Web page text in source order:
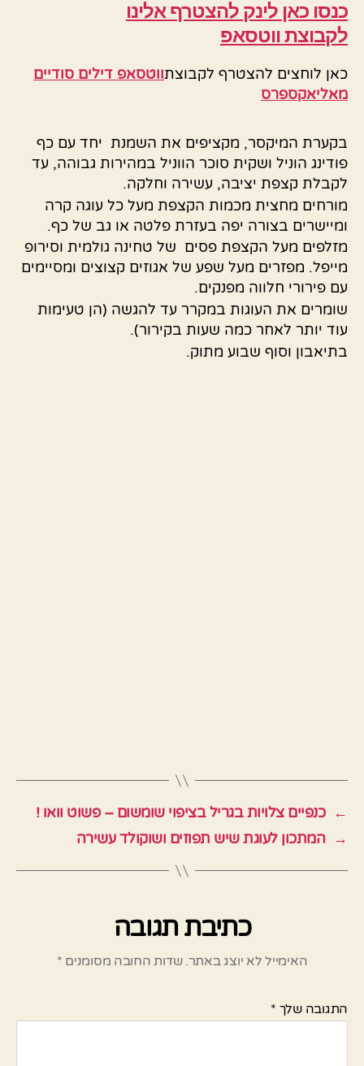
כנסו כאן לינק להצטרףאלינו
לקבוצת ווטסאפ
כאן לוחצים להצטרף לקבוצתווטסאפ דילים סודיים
מאליאקספרס
בקערת המיקסר, מקציפים את השמנת יחד עם כף
פודינג הוניל ושקית סוכר הווניל במהירות גבוהה, עד
לקבלת קצפת יציבה, עשירה וחלקה.
מורחים מחצית מכמות הקצפת מעל כל עוגה קרה
ומיישרים בצורה יפה בעזרת פלטה או גב של כף.
מזלפים מעל הקצפת פסים של טחינה גולמית וסירופ
מייפל. מפזרים מעל שפע של אגוזים קצוצים ומסיימים
עם פירורי חלווה מפנקים.
שומרים את העוגות במקרר עד להגשה (הן טעימות
עוד יותר לאחר כמה שעות בקירור).
בתיאבון וסוף שבוע מתוק.
← כנפיים צלויות בגריל בציפוי שומשום – פשוט וואו !
→ המתכון לעוגת שיש תפוזים ושוקולד עשירה
כתיבת תגובה
האימייל לא יוצג באתר. שדות החובה מסומנים *
התגובה שלך *